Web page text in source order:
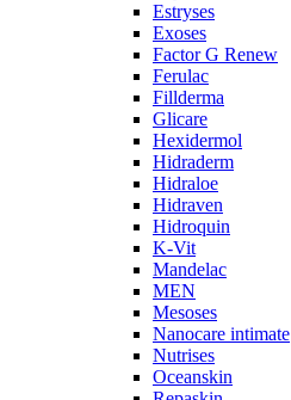
Estryses
Exoses
Factor G Renew
Ferulac
Fillderma
Glicare
Hexidermol
Hidraderm
Hidraloe
Hidraven
Hidroquin
K-Vit
Mandelac
MEN
Mesoses
Nanocare intimate
Nutrises
Oceanskin